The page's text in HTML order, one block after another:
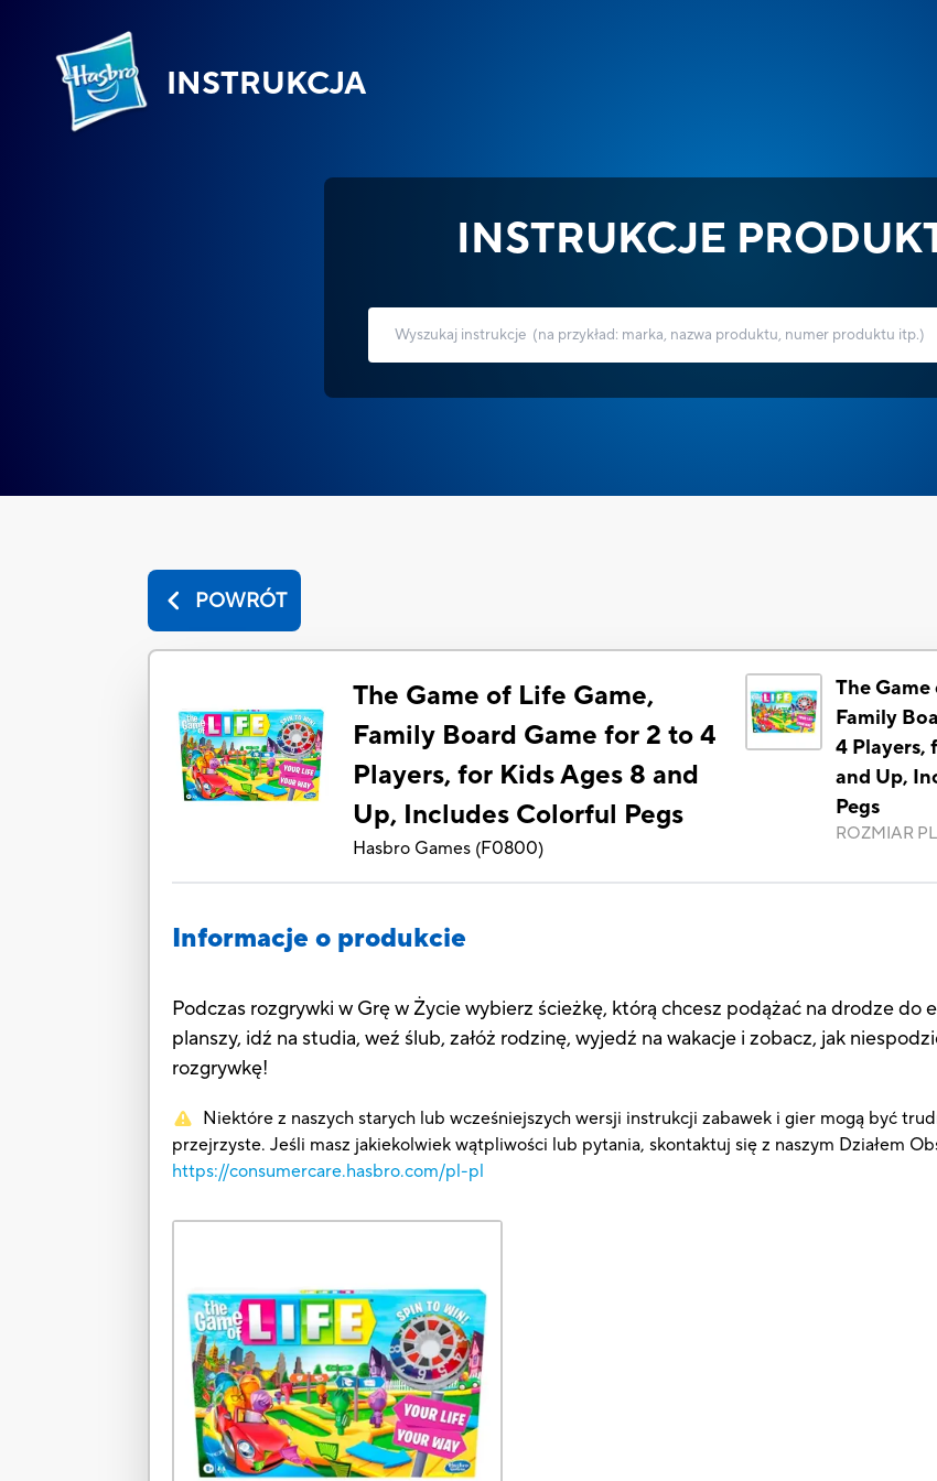
INSTRUKCJA
INSTRUKCJE
POWRÓT
The Game of Life Game,
Family Board Game for 2 to 4
Players, for Kids Ages 8 and
Up, Includes Colorful Pegs
Hasbro Games (F0800)
The
Family
4 Players,
and Up,
Pegs
ROZMIAR
Informacje o produkcie
Podczas rozgrywki w Grę w Życie wybierz ścieżkę, którą chcesz podążać na drodze do
planszy, idź na studia, weź ślub, załóż rodzinę, wyjedź na wakacje i zobacz, jak
rozgrywkę!
Niektóre z naszych starych lub wcześniejszych wersji instrukcji zabawek i gier mogą być
przejrzyste. Jeśli masz jakiekolwiek wątpliwości lub pytania, skontaktuj się z naszym Działem
https://consumercare.hasbro.com/pl-pl